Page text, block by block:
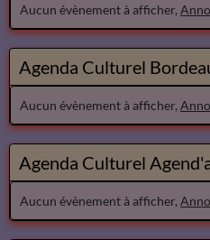
Aucun évènement à afficher,
Agenda Culturel
Aucun évènement à afficher,
Agenda Culturel
Aucun évènement à afficher,